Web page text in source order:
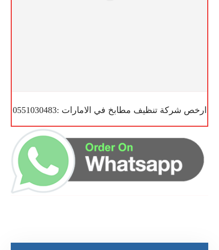
ارخص شركة تنظيف مطابخ في الامارات :0551030483